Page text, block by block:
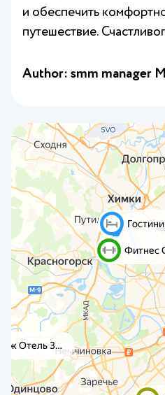
и обеспечить
путешествие.
Author: smm manager